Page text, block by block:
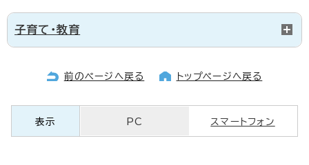
子育て・教育
前のページへ戻る トップページへ戻る
表示 PC スマートフォン